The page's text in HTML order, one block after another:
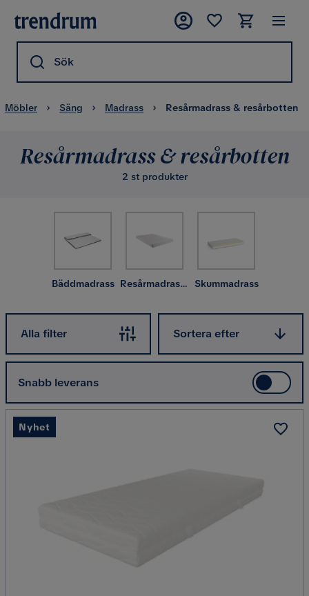
Sök
Möbler Säng Madrass Resårmadrass & resårbotten
Resårmadrass & resårbotten
2 st produkter
Bäddmadrass Resårmadrass & resårbotten Skummadrass
Alla filter
Sortera efter
Snabb leverans
Nyhet